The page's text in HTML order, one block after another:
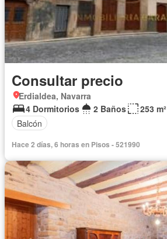
Consultar precio
Erdialdea, Navarra
4 Dormitorios
2 Baños
253 m²
Balcón
Hace 2 días, 6 horas en Pisos - 521990